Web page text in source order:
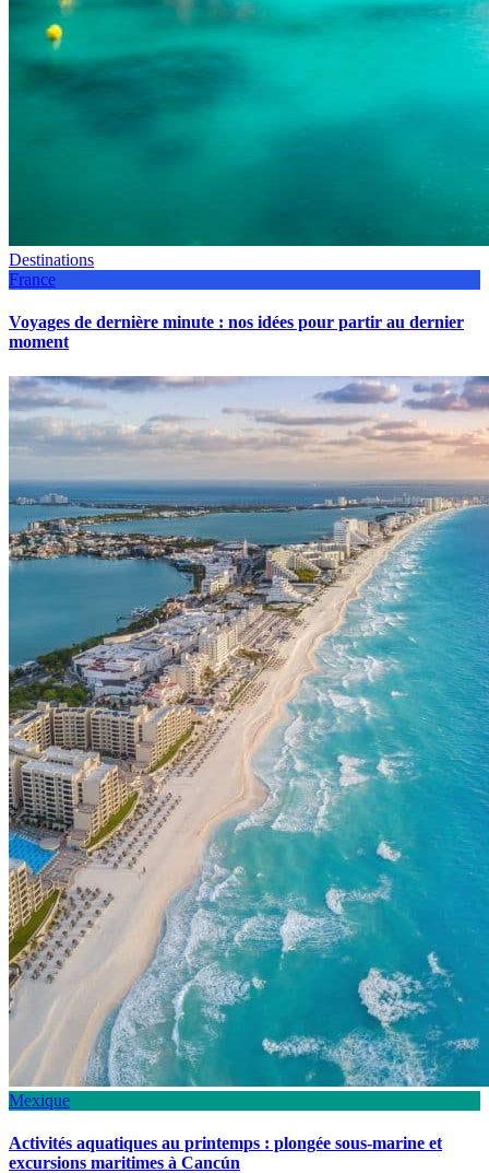
Destinations
France
Voyages de dernière minute : nos idées pour partir au dernier
moment
Mexique
Activités aquatiques au printemps : plongée sous-marine et
excursions maritimes à Cancún